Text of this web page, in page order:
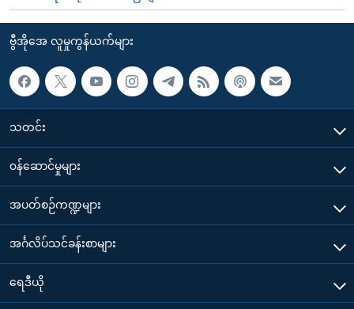
ဗွီအိုအေ လူမှုကွန်ယက်များ
သတင်း
၀န်ဆောင်မှုများ
အပတ်စဉ်ကဏ္ဍများ
အင်္ဂလိပ်သင်ခန်းစာများ
ရေဒီယို